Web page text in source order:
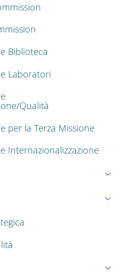
Biblioteca
Laboratori
Qualità
per la Terza Missione
Internazionalizzazione